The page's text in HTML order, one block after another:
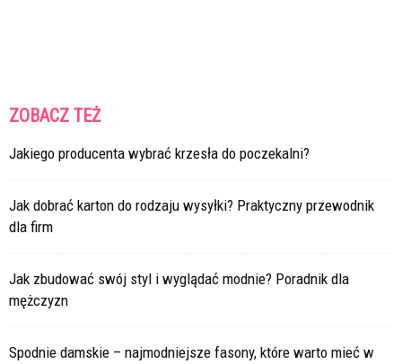
ZOBACZ TEŻ
Jakiego producenta wybrać krzesła do poczekalni?
Jak dobrać karton do rodzaju wysyłki? Praktyczny przewodnik
dla firm
Jak zbudować swój styl i wyglądać modnie? Poradnik dla
mężczyzn
Spodnie damskie – najmodniejsze fasony, które warto mieć w